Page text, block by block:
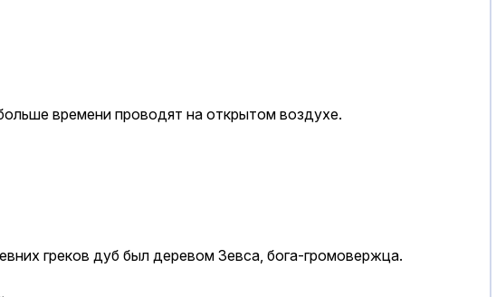
времени проводят на открытом воздухе.
греков дуб был деревом Зевса, бога-громовержца.